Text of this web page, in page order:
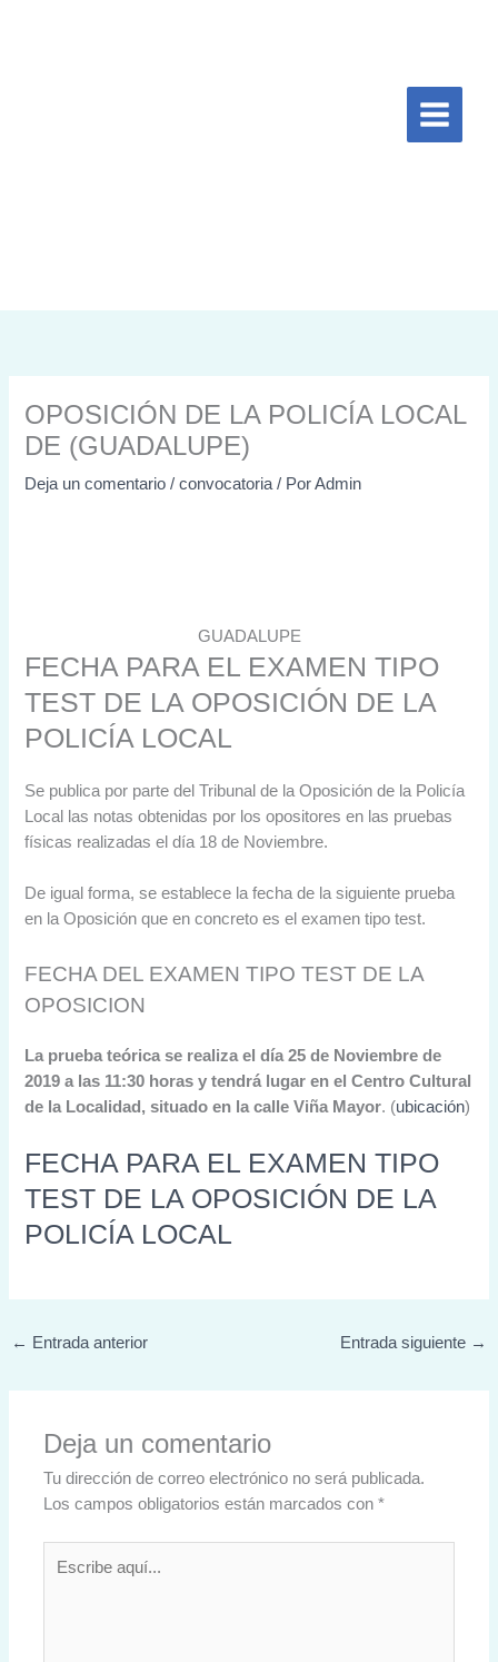
OPOSICIÓN DE LA POLICÍA LOCAL
DE (GUADALUPE)
Deja un comentario /convocatoria/ PorAdmin
GUADALUPE
FECHA PARA EL EXAMEN TIPO
TEST DE LA OPOSICIÓN DE LA
POLICÍA LOCAL
Se publica por parte del Tribunal de la Oposición de la Policía
Local las notas obtenidas por los opositores en las pruebas
físicas realizadas el día 18 de Noviembre.
De igual forma, se establece la fecha de la siguiente prueba
en la Oposición que en concreto es el examen tipo test.
FECHA DEL EXAMEN TIPO TEST DE LA
OPOSICION
La prueba teórica se realiza el día 25 de Noviembre de
2019 a las 11:30 horas y tendrá lugar en el Centro Cultural
de la Localidad, situado en la calle Viña Mayor. (ubicación)
FECHA PARA EL EXAMEN TIPO
TEST DE LA OPOSICIÓN DE LA
POLICÍA LOCAL
← Entrada anterior Entrada siguiente →
Deja un comentario
Tu dirección de correo electrónico no será publicada.
Los campos obligatorios están marcados con*
aquí...